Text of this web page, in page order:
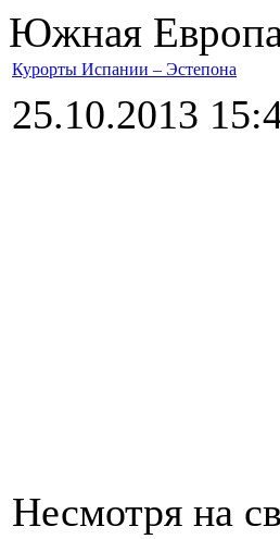
Южная Европа
Курорты Испании – Эстепона
25.10.2013
Несмотря на